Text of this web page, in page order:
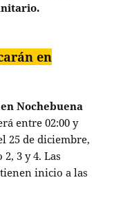
en
Nochebuena
entre 02:00 y
25 de diciembre,
3 y 4. Las
inicio a las